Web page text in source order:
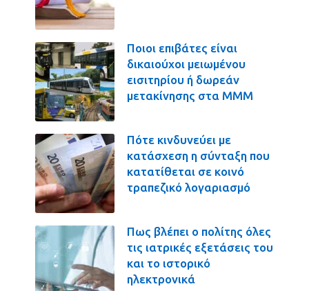
Ποιοι επιβάτες είναι
δικαιούχοι μειωμένου
εισιτηρίου ή δωρεάν
μετακίνησης στα ΜΜΜ
Πότε κινδυνεύει με
κατάσχεση η σύνταξη που
κατατίθεται σε κοινό
τραπεζικό λογαριασμό
Πως βλέπει ο πολίτης όλες
τις ιατρικές εξετάσεις του
και το ιστορικό
ηλεκτρονικά